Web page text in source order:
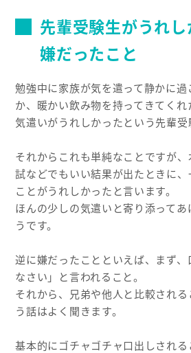
先輩受験生がうれし
嫌だったこと
勉強中に家族が気を遣って静かに過
か、暖かい飲み物を持ってきてく
気遣いがうれしかったという先輩受
それからこれも単純なことですが
試などでもいい結果が出たときに
ことがうれしかったと言います。
ほんの少しの気遣いと寄り添ってあ
うです。
逆に嫌だったことといえば、まず
なさい」と言われること。
それから、兄弟や他人と比較され
う話はよく聞きます。
基本的にゴチャゴチャ口出しされる